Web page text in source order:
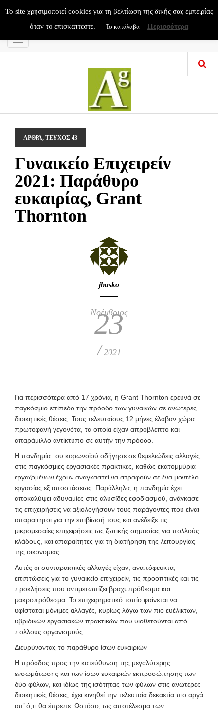
Menu
ΑΡΘΡΑ, ΤΕΥΧΟΣ 43
Γυναικείο Επιχειρείν
2021: Παράθυρο
ευκαιρίας, Grant
Thornton
jbasko
Νοέμβριος
23
/ 2021
Για περισσότερα από 17 χρόνια, η Grant Thornton ερευνά σε
παγκόσμιο επίπεδο την πρόοδο των γυναικών σε ανώτερες
διοικητικές θέσεις. Τους τελευταίους 12 μήνες έλαβαν χώρα
πρωτοφανή γεγονότα, τα οποία είχαν απρόβλεπτο και
απαράμιλλο αντίκτυπο σε αυτήν την πρόοδο.
Η πανδημία του κορωνοϊού οδήγησε σε θεμελιώδεις αλλαγές
στις παγκόσμιες εργασιακές πρακτικές, καθώς εκατομμύρια
εργαζομένων έχουν αναγκαστεί να στραφούν σε ένα μοντέλο
εργασίας εξ αποστάσεως. Παράλληλα, η πανδημία έχει
αποκαλύψει αδυναμίες στις αλυσίδες εφοδιασμού, ανάγκασε
τις επιχειρήσεις να αξιολογήσουν τους παράγοντες που είναι
απαραίτητοι για την επιβίωσή τους και ανέδειξε τις
μικρομεσαίες επιχειρήσεις ως ζωτικής σημασίας για πολλούς
κλάδους, και απαραίτητες για τη διατήρηση της λειτουργίας
της οικονομίας.
Αυτές οι συνταρακτικές αλλαγές είχαν, αναπόφευκτα,
επιπτώσεις για το γυναικείο επιχειρείν, τις προοπτικές και τις
προκλήσεις που αντιμετωπίζει βραχυπρόθεσμα και
μακροπρόθεσμα. Το επιχειρηματικό τοπίο φαίνεται να
υφίσταται μόνιμες αλλαγές, κυρίως λόγω των πιο ευέλικτων,
υβριδικών εργασιακών πρακτικών που υιοθετούνται από
πολλούς οργανισμούς.
Διευρύνοντας το παράθυρο ίσων ευκαιριών
Η πρόοδος προς την κατεύθυνση της μεγαλύτερης
ενσωμάτωσης και των ίσων ευκαιριών εκπροσώπησης των
δύο φύλων, και ιδίως της ισότητας των φύλων στις ανώτερες
διοικητικές θέσεις, έχει κινηθεί την τελευταία δεκαετία πιο αργά
απ’ ό,τι θα έπρεπε. Ωστόσο, ως αποτέλεσμα των
To site χρησιμοποιεί cookies για τη βελτίωση της δικής σας εμπειρίας
όταν το επισκέπτεστε.
Το κατάλαβα Περισσότερα